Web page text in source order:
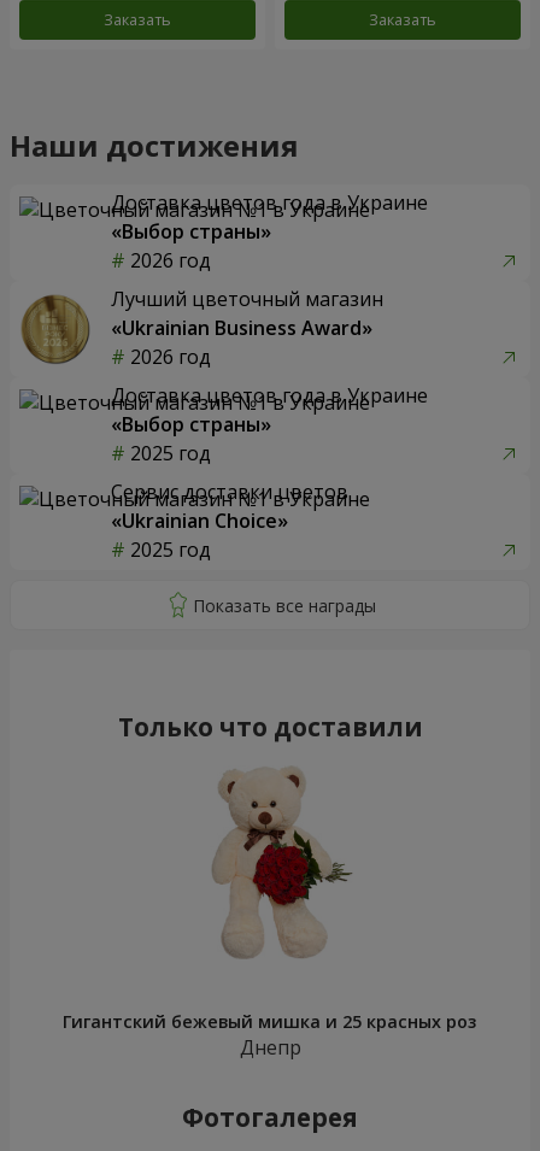
Заказать Заказать
Наши достижения
Доставка цветов года в Украине
«Выбор страны»
2026 год
Лучший цветочный магазин
«Ukrainian Business Award»
2026 год
Доставка цветов года в Украине
«Выбор страны»
2025 год
Сервис доставки цветов
«Ukrainian Choice»
2025 год
Только что доставили
Гигантский бежевый мишка и 25 красных роз
Днепр
Фотогалерея